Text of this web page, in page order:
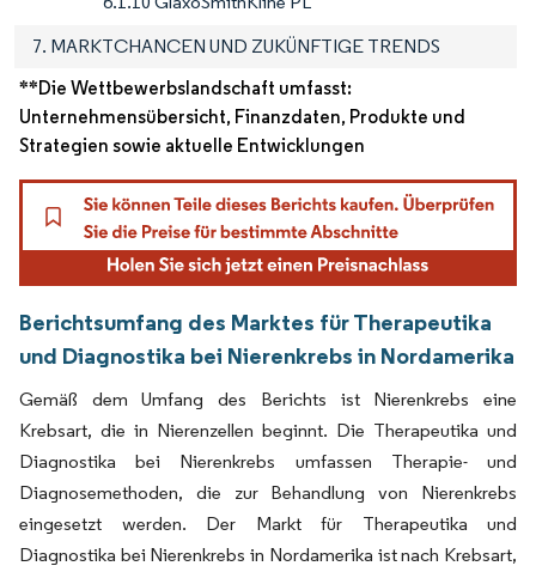
7. MARKTCHANCEN UND ZUKÜNFTIGE TRENDS
**Die Wettbewerbslandschaft umfasst:
Unternehmensübersicht, Finanzdaten, Produkte und
Strategien sowie aktuelle Entwicklungen
Berichtsumfang des Marktes für Therapeutika
und Diagnostika bei Nierenkrebs in Nordamerika
Gemäß dem Umfang des Berichts ist Nierenkrebs eine
Krebsart, die in Nierenzellen beginnt. Die Therapeutika und
Diagnostika bei Nierenkrebs umfassen Therapie- und
Diagnosemethoden, die zur Behandlung von Nierenkrebs
eingesetzt werden. Der Markt für Therapeutika und
Diagnostika bei Nierenkrebs in Nordamerika ist nach Krebsart,